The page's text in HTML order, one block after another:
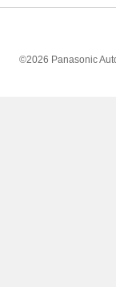
©2026 Panasonic